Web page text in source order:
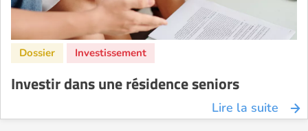
Investir dans une résidence seniors
Lire la suite